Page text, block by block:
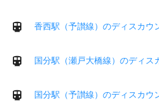
香西駅（予讃線）のディスカウ
国分駅（瀬戸大橋線）のディス
国分駅（予讃線）のディスカウ